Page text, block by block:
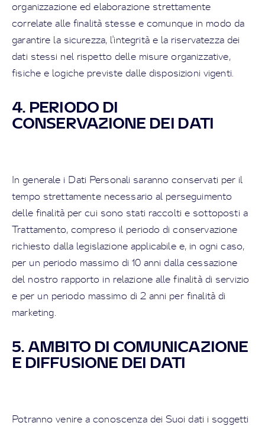
organizzazione ed elaborazione strettamente
correlate alle finalità stesse e comunque in modo da
garantire la sicurezza, l'integrità e la riservatezza dei
dati stessi nel rispetto delle misure organizzative,
fisiche e logiche previste dalle disposizioni vigenti.
4. PERIODO DI
CONSERVAZIONE DEI DATI
In generale i Dati Personali saranno conservati per il
tempo strettamente necessario al perseguimento
delle finalità per cui sono stati raccolti e sottoposti a
Trattamento, compreso il periodo di conservazione
richiesto dalla legislazione applicabile e, in ogni caso,
per un periodo massimo di 10 anni dalla cessazione
del nostro rapporto in relazione alle finalità di servizio
e per un periodo massimo di 2 anni per finalità di
marketing.
5. AMBITO DI COMUNICAZIONE
E DIFFUSIONE DEI DATI
Potranno venire a conoscenza dei Suoi dati i soggetti